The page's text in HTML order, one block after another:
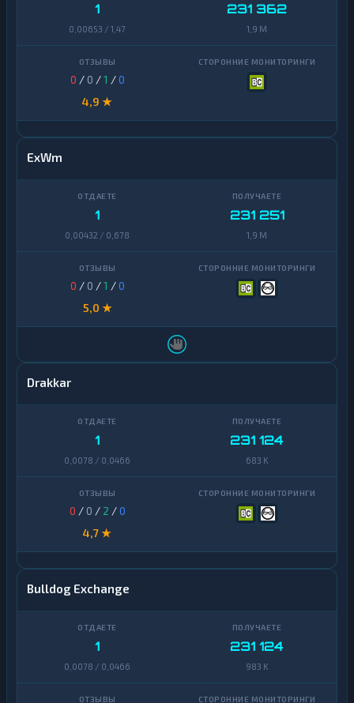
1
0,00653 / 1,47
231 362
1,9 M
0 / 0 /1 /0
4,9 ★
ExWm
1
0,00432 / 0,678
231 251
1,9 M
0 / 0 /1 /0
5,0 ★
Drakkar
1
0,0078 / 0,0466
231 124
683 K
0 / 0 / 2 /0
4,7 ★
Bulldog Exchange
1
0,0078 / 0,0466
231 124
983 K
Yearn
1